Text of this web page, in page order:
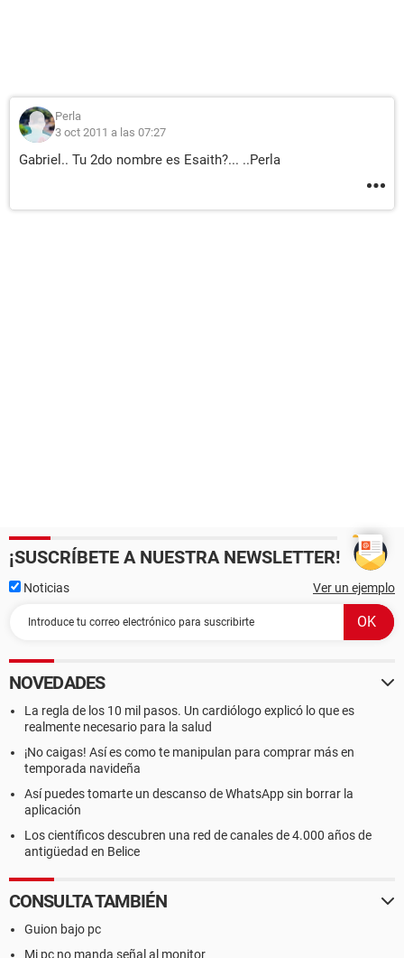
Perla
3 oct 2011 a las 07:27
Gabriel.. Tu 2do nombre es Esaith?... ..Perla
¡SUSCRÍBETE A NUESTRA NEWSLETTER!
Noticias Ver un ejemplo
NOVEDADES
La regla de los 10 mil pasos. Un cardiólogo explicó lo que es
realmente necesario para la salud
¡No caigas! Así es como te manipulan para comprar más en
temporada navideña
Así puedes tomarte un descanso de WhatsApp sin borrar la
aplicación
Los científicos descubren una red de canales de 4.000 años de
antigüedad en Belice
CONSULTA TAMBIÉN
Guion bajo pc
Mi pc no manda señal al monitor